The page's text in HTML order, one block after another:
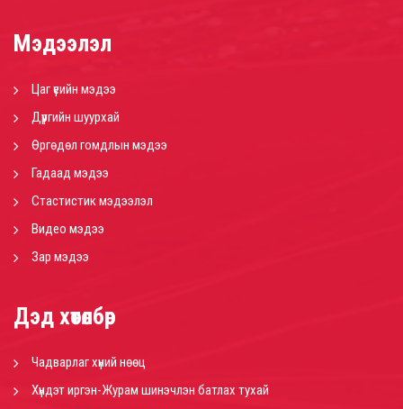
Мэдээлэл
Цаг үеийн мэдээ
Дүүргийн шуурхай
Өргөдөл гомдлын мэдээ
Гадаад мэдээ
Стастистик мэдээлэл
Видео мэдээ
Зар мэдээ
Дэд хөтөлбөр
Чадварлаг хүний нөөц
Хүндэт иргэн-Журам шинэчлэн батлах тухай